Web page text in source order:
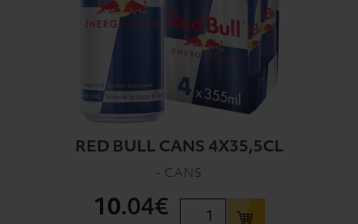
RED BULL CANS 4X35,5CL
- CANS
10.04€